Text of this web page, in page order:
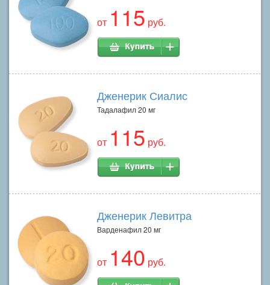
от 115 руб.
Дженерик Сиалис
Тадалафил 20 мг
от 115 руб.
Дженерик Левитра
Варденафил 20 мг
от 140 руб.